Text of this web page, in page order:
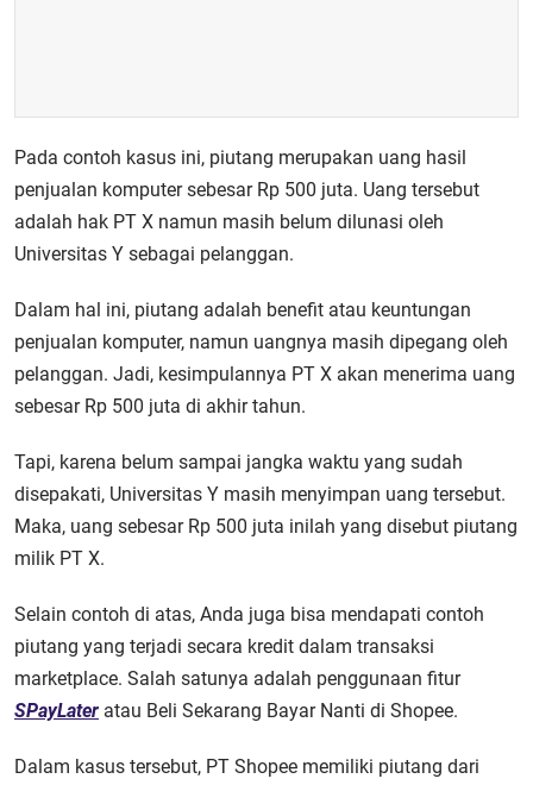
Pada contoh kasus ini, piutang merupakan uang hasil
penjualan komputer sebesar Rp 500 juta. Uang tersebut
adalah hak PT X namun masih belum dilunasi oleh
Universitas Y sebagai pelanggan.
Dalam hal ini, piutang adalah benefit atau keuntungan
penjualan komputer, namun uangnya masih dipegang oleh
pelanggan. Jadi, kesimpulannya PT X akan menerima uang
sebesar Rp 500 juta di akhir tahun.
Tapi, karena belum sampai jangka waktu yang sudah
disepakati, Universitas Y masih menyimpan uang tersebut.
Maka, uang sebesar Rp 500 juta inilah yang disebut piutang
milik PT X.
Selain contoh di atas, Anda juga bisa mendapati contoh
piutang yang terjadi secara kredit dalam transaksi
marketplace. Salah satunya adalah penggunaan fitur
SPayLater atau Beli Sekarang Bayar Nanti di Shopee.
Dalam kasus tersebut, PT Shopee memiliki piutang dari